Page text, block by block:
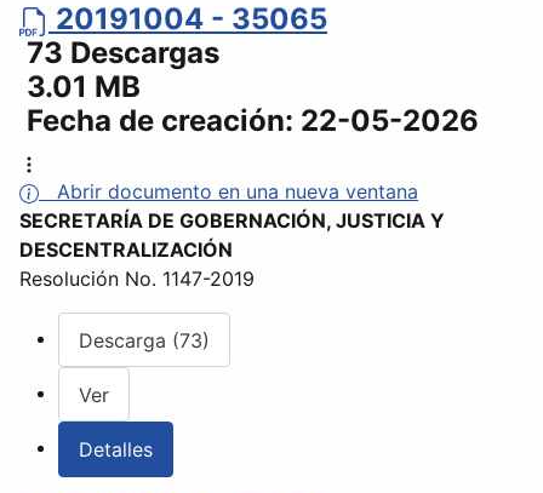
20191004 - 35065
73 Descargas
3.01 MB
Fecha de creación: 22-05-2026
Abrir documento en una nueva ventana
SECRETARÍA DE GOBERNACIÓN, JUSTICIA Y
DESCENTRALIZACIÓN
Resolución No. 1147-2019
Descarga (73)
Ver
Detalles